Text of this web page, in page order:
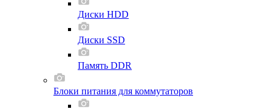
Диски HDD
Диски SSD
Память DDR
Блоки питания для коммутаторов